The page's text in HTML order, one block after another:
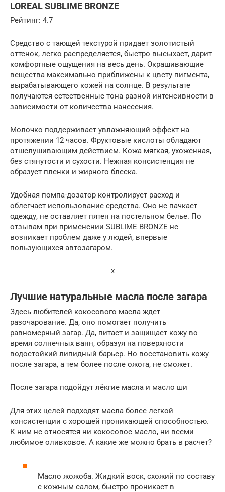
LOREAL SUBLIME BRONZE
Рейтинг: 4.7
Средство с тающей текстурой придает золотистый
оттенок, легко распределяется, быстро высыхает, дарит
комфортные ощущения на весь день. Окрашивающие
вещества максимально приближены к цвету пигмента,
вырабатывающего кожей на солнце. В результате
получаются естественные тона разной интенсивности в
зависимости от количества нанесения.
Молочко поддерживает увлажняющий эффект на
протяжении 12 часов. Фруктовые кислоты обладают
отшелушивающим действием. Кожа мягкая, ухоженная,
без стянутости и сухости. Нежная консистенция не
образует пленки и жирного блеска.
Удобная помпа-дозатор контролирует расход и
облегчает использование средства. Оно не пачкает
одежду, не оставляет пятен на постельном белье. По
отзывам при применении SUBLIME BRONZE не
возникает проблем даже у людей, впервые
пользующихся автозагаром.
x
Лучшие натуральные масла после загара
Здесь любителей кокосового масла ждет
разочарование. Да, оно помогает получить
равномерный загар. Да, питает и защищает кожу во
время солнечных ванн, образуя на поверхности
водостойкий липидный барьер. Но восстановить кожу
после загара, а тем более после ожога, не сможет.
После загара подойдут лёкгие масла и масло ши
Для этих целей подходят масла более легкой
консистенции с хорошей проникающей способностью.
К ним не относятся ни кокосовое масло, ни всеми
любимое оливковое. А какие же можно брать в расчет?
Масло жожоба. Жидкий воск, схожий по составу
с кожным салом, быстро проникает в